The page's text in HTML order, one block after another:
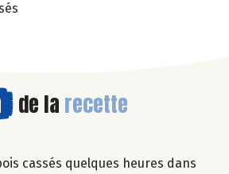
de la recette
cassés quelques heures dans